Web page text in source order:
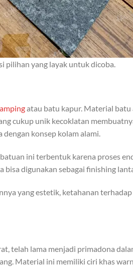
pilihan yang layak untuk dicoba.
atau batu kapur. Material
cukup unik kecoklatan
dengan konsep kolam alami.
ini terbentuk karena proses
digunakan sebagai finishing
yang estetik, ketahanan
telah lama menjadi primadona
Material ini memiliki ciri khas